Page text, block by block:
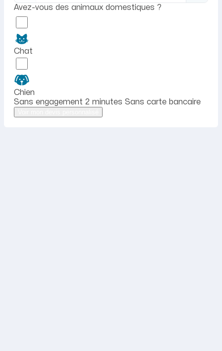
Avez-vous des animaux domestiques ?
Chat
Chien
Sans engagement 2 minutes Sans carte bancaire